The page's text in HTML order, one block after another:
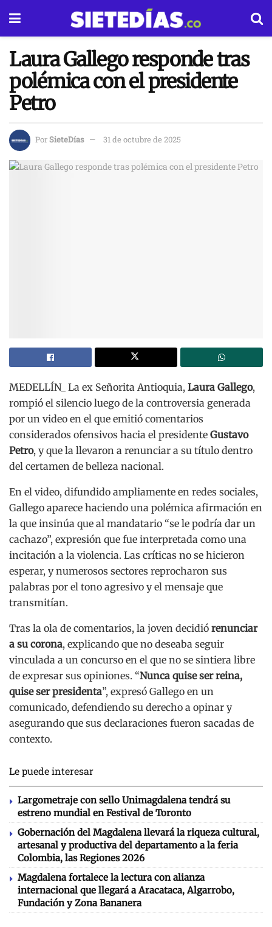
Laura Gallego responde tras
polémica con el presidente
Petro
PorSieteDías 31 de octubre de 2025
MEDELLÍN_ La ex Señorita Antioquia, Laura Gallego,
rompió el silencio luego de la controversia generada
por un video en el que emitió comentarios
considerados ofensivos hacia el presidente Gustavo
Petro, y que la llevaron a renunciar a su título dentro
del certamen de belleza nacional.
En el video, difundido ampliamente en redes sociales,
Gallego aparece haciendo una polémica afirmación en
la que insinúa que al mandatario “se le podría dar un
cachazo”, expresión que fue interpretada como una
incitación a la violencia. Las críticas no se hicieron
esperar, y numerosos sectores reprocharon sus
palabras por el tono agresivo y el mensaje que
transmitían.
Tras la ola de comentarios, la joven decidió renunciar
a su corona, explicando que no deseaba seguir
vinculada a un concurso en el que no se sintiera libre
de expresar sus opiniones. “Nunca quise ser reina,
quise ser presidenta”, expresó Gallego en un
comunicado, defendiendo su derecho a opinar y
asegurando que sus declaraciones fueron sacadas de
contexto.
Le puede interesar
Largometraje con sello Unimagdalena tendrá su
estreno mundial en Festival de Toronto
Gobernación del Magdalena llevará la riqueza cultural,
artesanal y productiva del departamento a la feria
Colombia, las Regiones 2026
Magdalena fortalece la lectura con alianza
internacional que llegará a Aracataca, Algarrobo,
Fundación y Zona Bananera